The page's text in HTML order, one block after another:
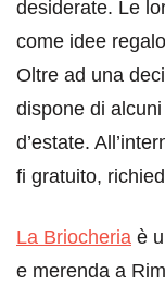
desiderate. Le
come idee
Oltre ad una
dispone di
d’estate.
fi gratuito,
La Briocheria è
e merenda a